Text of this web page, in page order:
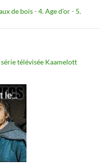
de bois- 4. Age d’or- 5.
série télévisée Kaamelott